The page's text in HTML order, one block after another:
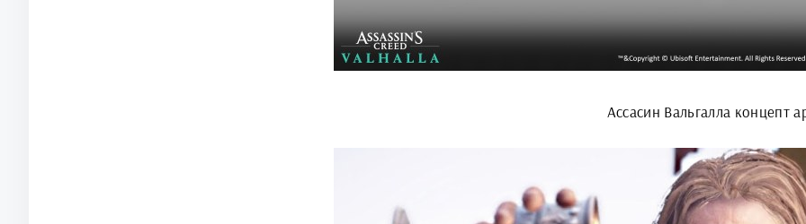
Ассасин Вальгалла концепт